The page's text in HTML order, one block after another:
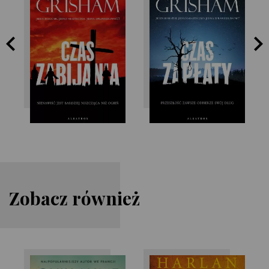
John Grisham John Grisham
Zobacz również